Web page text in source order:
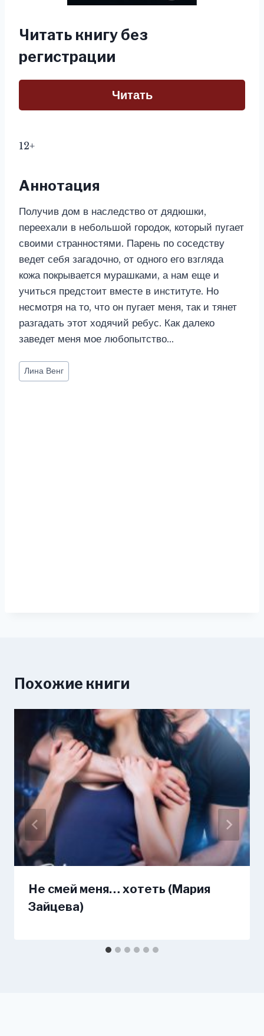
Читать книгу без
регистрации
Читать
12+
Аннотация
Получив дом в наследство от дядюшки,
переехали в небольшой городок, который пугает
своими странностями. Парень по соседству
ведет себя загадочно, от одного его взгляда
кожа покрывается мурашками, а нам еще и
учиться предстоит вместе в институте. Но
несмотря на то, что он пугает меня, так и тянет
разгадать этот ходячий ребус. Как далеко
заведет меня мое любопытство…
Метки
записи:
Лина Венг
Похожие книги
Не смей меня… хотеть (Мария
Зайцева)